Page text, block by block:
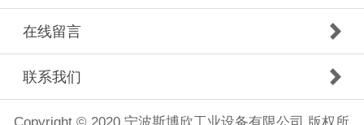
在线留言
联系我们